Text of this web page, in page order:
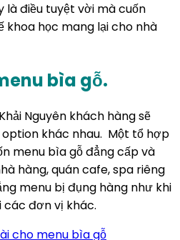
là điều tuyệt vời mà cuốn
khoa học mang lại cho nhà
bìa gỗ.
Nguyên khách hàng sẽ
khác nhau. Một tổ hợp
menu bìa gỗ đẳng cấp và
hàng, quán cafe, spa riêng
menu bị đụng hàng như khi
các đơn vị khác.